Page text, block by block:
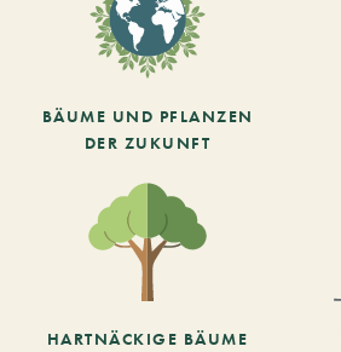
BÄUME UND PFLANZEN
DER ZUKUNFT
HARTNÄCKIGE BÄUME